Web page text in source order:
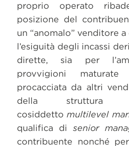
proprio operato
posizione del
un “anomalo” venditore
l’esiguità degli incassi
dirette, sia per
provvigioni
procacciata da altri
della struttura
cosiddettomultilevel
qualifica di senior
contribuente nonché